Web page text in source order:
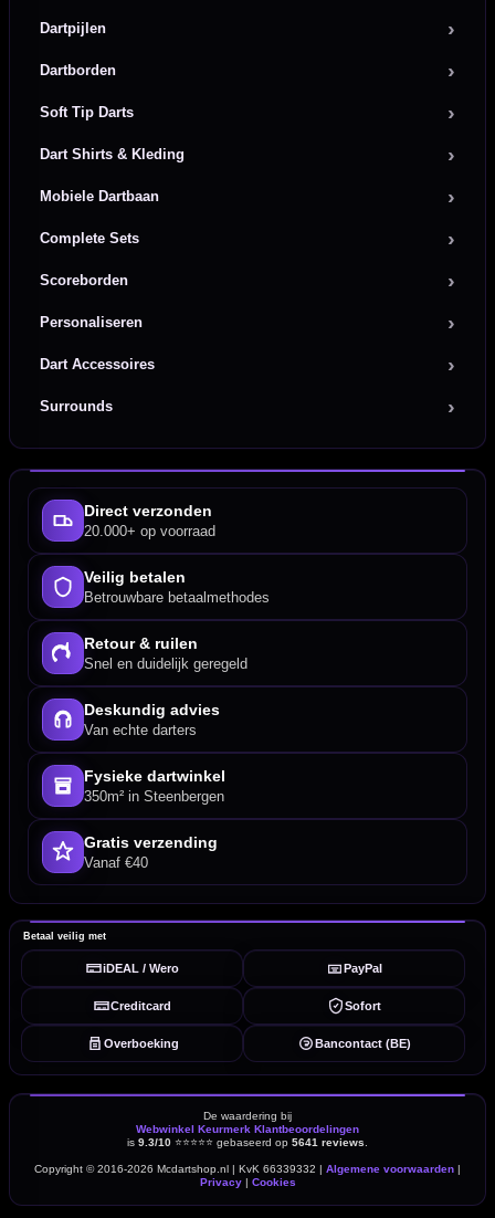
Dartpijlen
Dartborden
Soft Tip Darts
Dart Shirts & Kleding
Mobiele Dartbaan
Complete Sets
Scoreborden
Personaliseren
Dart Accessoires
Surrounds
Direct verzonden
20.000+ op voorraad
Veilig betalen
Betrouwbare betaalmethodes
Retour & ruilen
Snel en duidelijk geregeld
Deskundig advies
Van echte darters
Fysieke dartwinkel
350m² in Steenbergen
Gratis verzending
Vanaf €40
Betaal veilig met
iDEAL / Wero PayPal
Creditcard Sofort
Overboeking Bancontact (BE)
De waardering bij
Webwinkel Keurmerk Klantbeoordelingen
is 9.3/10 ⭐⭐⭐⭐⭐ gebaseerd op 5641 reviews
Copyright © 2016-2026 Mcdartshop.nl | KvK 66339332 | Algemene voorwaarden |
Privacy| Cookies